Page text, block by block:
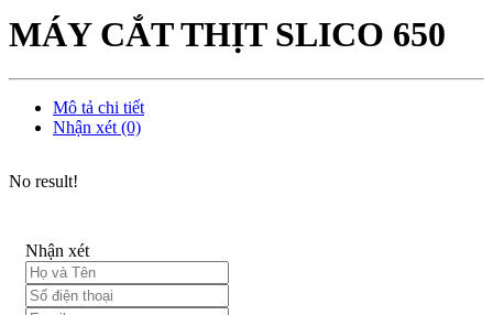
MÁY CẮT THỊT SLICO 650
Mô tả chi tiết
Nhận xét (0)
No result!
Nhận xét